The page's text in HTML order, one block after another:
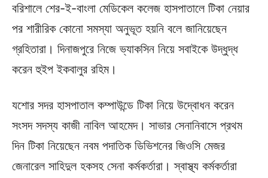
বরিশালে শের-ই-বাংলা মেডিকেল কলেজ হাসপাতালে টিকা নেয়ার
পর শারীরিক কোনো সমস্যা অনুভূত হয়নি বলে জানিয়েছেন
গ্রহিতারা। দিনাজপুরে নিজে ভ্যাকসিন নিয়ে সবাইকে উদ্ধুদ্ধ
করেন হুইপ ইকবালুর রহিম।
যশোর সদর হাসপাতাল কম্পাউন্ডে টিকা নিয়ে উদ্বোধন করেন
সংসদ সদস্য কাজী নাবিল আহমেদ। সাভার সেনানিবাসে প্রথম
দিন টিকা নিয়েছেন নবম পদাতিক ডিভিশনের জিওসি মেজর
জেনারেল সাহিদুল হকসহ সেনা কর্মকর্তারা। স্বাস্থ্য কর্মকর্তারা